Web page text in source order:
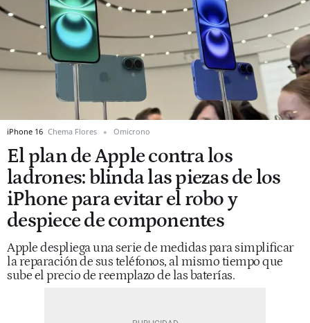
iPhone 16 Chema Flores Omicrono
El plan de Apple contra los
ladrones: blinda las piezas de los
iPhone para evitar el robo y
despiece de componentes
Apple despliega una serie de medidas para simplificar
la reparación de sus teléfonos, al mismo tiempo que
sube el precio de reemplazo de las baterías.